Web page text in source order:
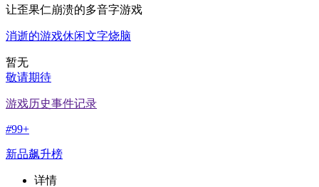
让歪果仁崩溃的多音字游戏
消逝的游戏休闲文字烧脑
暂无
敬请期待
游戏历史事件记录
#99+
新品飙升榜
详情